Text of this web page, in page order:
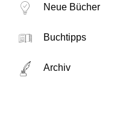
Neue Bücher
Buchtipps
Archiv